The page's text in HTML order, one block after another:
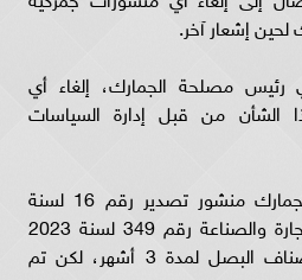
إشعار آخر.
رئيس مصلحة الجمارك، إلغاء أي
من قبل إدارة السياسات
ومؤخرًا أصدرت مصلحة الجمارك منشور تصدير رقم 16 لسنة
2023 بتطبيق قرار وزير التجارة والصناعة رقم 349 لسنة 2023
بشأن حظر تصدير كافة أصناف البصل لمدة 3 أشهر، لكن تم